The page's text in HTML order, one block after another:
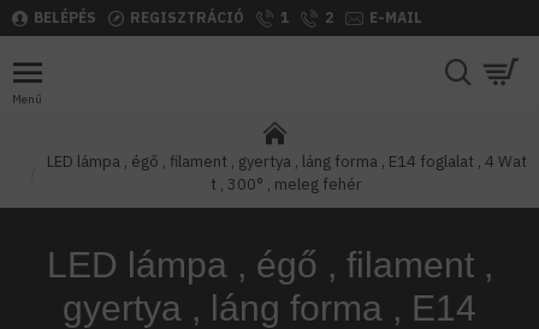
BELÉPÉS REGISZTRÁCIÓ 1 2 E-MAIL
LED lámpa , égő , filament , gyertya , láng forma , E14 foglalat , 4 Wat
t , 300° , meleg fehér
LED lámpa , égő , filament ,
gyertya , láng forma , E14